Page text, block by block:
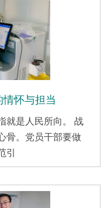
怀与担当
就是人民所向。 战
骨。党员干部要做
引